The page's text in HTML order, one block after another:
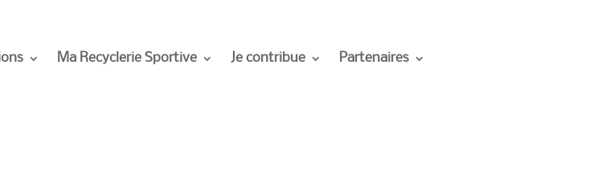
Ma Recyclerie Sportive Je contribue Partenaires